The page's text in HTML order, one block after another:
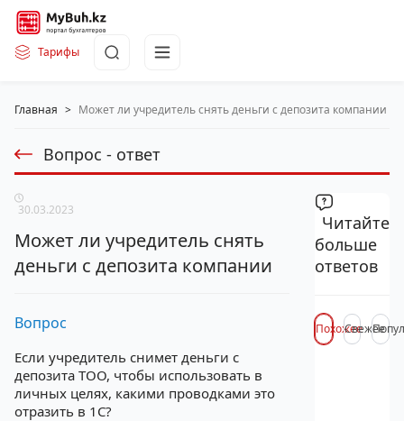
Тарифы
Главная > Может ли учредитель снять деньги с депозита компании
Вопрос - ответ
30.03.2023
Может ли учредитель снять
деньги с депозита компании
Вопрос
Если учредитель снимет деньги с
депозита ТОО, чтобы использовать в
личных целях, какими проводками это
отразить в 1С?
Читайте
больше
ответов
ПохожееСвежее